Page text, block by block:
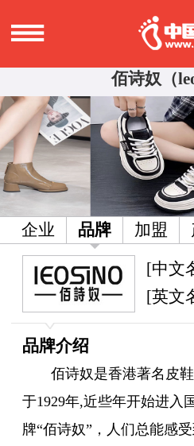
佰诗奴（
企业 品牌 加盟
[中文
[英文
品牌介绍
佰诗奴是香港著名皮鞋
于1929年,近些年开始进入
牌“佰诗奴”，人们总能感